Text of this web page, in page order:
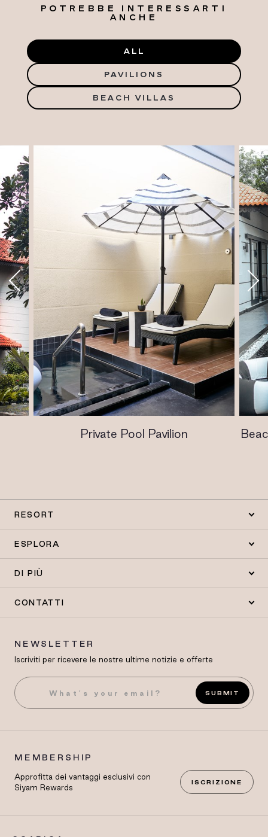
POTREBBE INTERESSARTI
ANCHE
ALL
PAVILIONS
BEACH VILLAS
Private Pool Pavilion
RESORT
ESPLORA
DI PIÙ
CONTATTI
NEWSLETTER
Iscriviti per ricevere le nostre ultime notizie e offerte
SUBMIT
MEMBERSHIP
Approfitta dei vantaggi esclusivi con
Siyam Rewards
ISCRIZIONE